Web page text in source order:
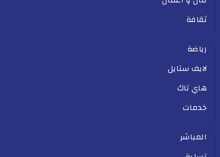
ثقافة
رياضة
لايف ستايل
هاي تاك
خدمات
المباشر